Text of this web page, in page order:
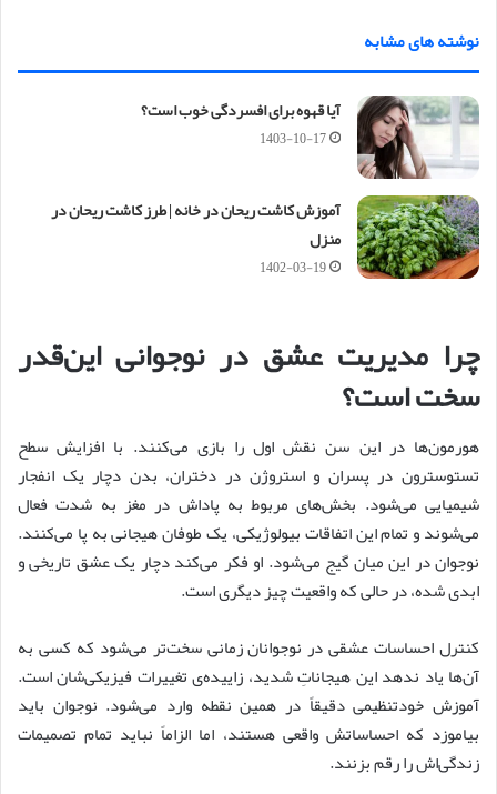
نوشته های مشابه
آیا قهوه برای افسردگی خوب است؟
1403-10-17
آموزش کاشت ریحان در خانه | طرز کاشت ریحان در
منزل
1402-03-19
چرا مدیریت عشق در نوجوانی این‌قدر
سخت است؟
هورمون‌ها در این سن نقش اول را بازی می‌کنند. با افزایش سطح
تستوسترون در پسران و استروژن در دختران، بدن دچار یک انفجار
شیمیایی می‌شود. بخش‌های مربوط به پاداش در مغز به شدت فعال
می‌شوند و تمام این اتفاقات بیولوژیکی، یک طوفان هیجانی به پا می‌کنند.
نوجوان در این میان گیج می‌شود. او فکر می‌کند دچار یک عشق تاریخی و
ابدی شده، در حالی که واقعیت چیز دیگری است.
کنترل احساسات عشقی در نوجوانان زمانی سخت‌تر می‌شود که کسی به
آن‌ها یاد ندهد این هیجاناتِ شدید، زاییده‌ی تغییرات فیزیکی‌شان است.
آموزش خودتنظیمی دقیقاً در همین نقطه وارد می‌شود. نوجوان باید
بیاموزد که احساساتش واقعی هستند، اما الزاماً نباید تمام تصمیمات
زندگی‌اش را رقم بزنند.